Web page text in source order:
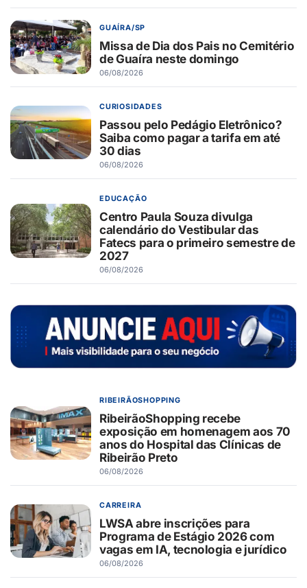
GUAÍRA/SP
Missa de Dia dos Pais no Cemitério
de Guaíra neste domingo
06/08/2026
CURIOSIDADES
Passou pelo Pedágio Eletrônico?
Saiba como pagar a tarifa em até
30 dias
06/08/2026
EDUCAÇÃO
Centro Paula Souza divulga
calendário do Vestibular das
Fatecs para o primeiro semestre de
2027
06/08/2026
RIBEIRÃOSHOPPING
RibeirãoShopping recebe
exposição em homenagem aos 70
anos do Hospital das Clínicas de
Ribeirão Preto
06/08/2026
CARREIRA
LWSA abre inscrições para
Programa de Estágio 2026 com
vagas em IA, tecnologia e jurídico
06/08/2026